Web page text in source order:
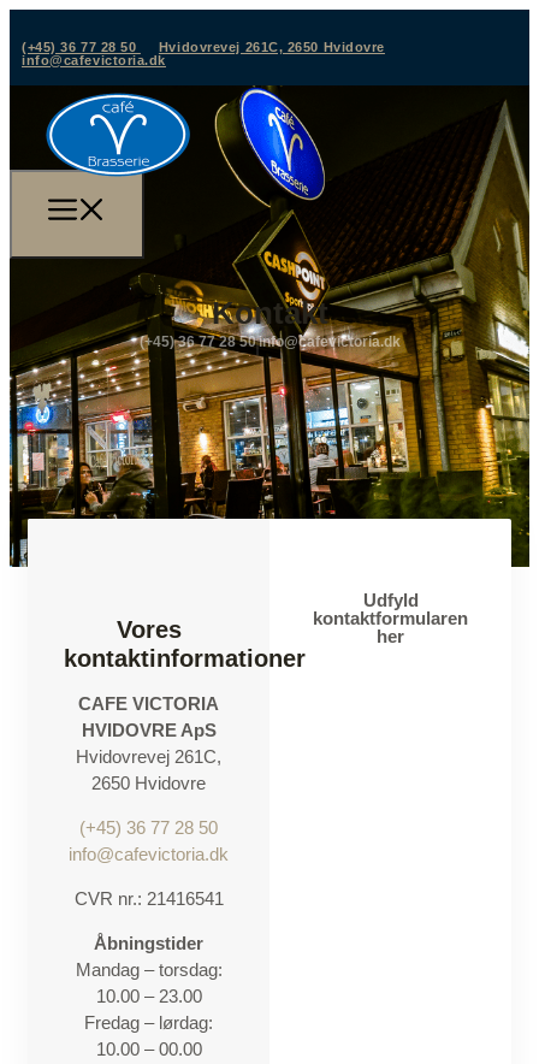
(+45) 36 77 28 50
Hvidovrevej 261C, 2650 Hvidovre
info@cafevictoria.dk
Kontakt
(+45) 36 77 28 50info@cafevictoria.dk
Vores
kontaktinformationer
CAFE VICTORIA
HVIDOVRE ApS
Hvidovrevej 261C,
2650 Hvidovre
(+45) 36 77 28 50
info@cafevictoria.dk
CVR nr.: 21416541
Åbningstider
Mandag – torsdag:​
10.00 – 23.00​
Fredag – lørdag:​
10.00 – 00.00​
Udfyld
kontaktformularen
her